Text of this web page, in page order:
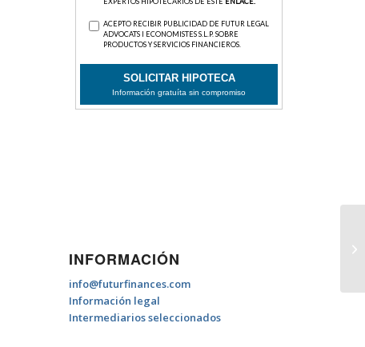
INFORMACIÓN
info@futurfinances.com
Información legal
Intermediarios seleccionados